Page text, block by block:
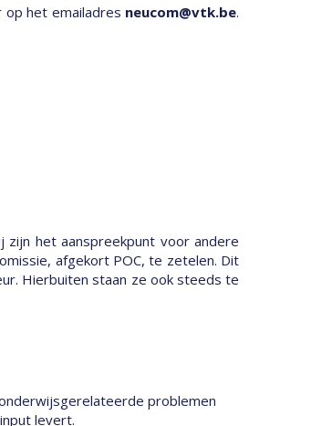
op het emailadres neucom@vtk.be.
zijn het aanspreekpunt voor andere
afgekort POC, te zetelen. Dit
Hierbuiten staan ze ook steeds te
problemen
levert.